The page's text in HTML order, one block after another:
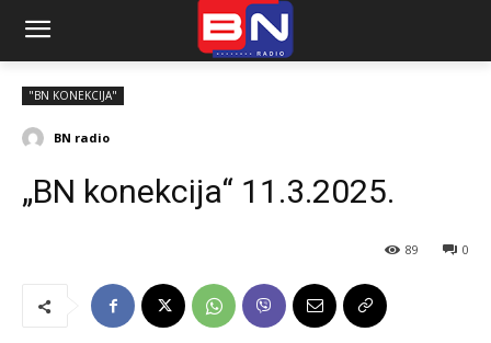
"BN KONEKCIJA"
BN radio
„BN konekcija“ 11.3.2025.
0
89